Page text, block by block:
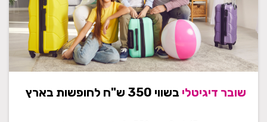
שובר דיגיטלי בשווי 350 ש"ח לחופשות בארץ